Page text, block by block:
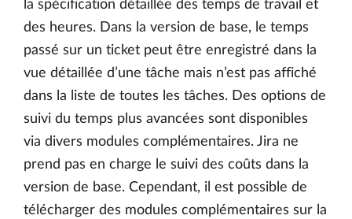
la spécification détaillée des temps de travail et
des heures. Dans la version de base, le temps
passé sur un ticket peut être enregistré dans la
vue détaillée d’une tâche mais n’est pas affiché
dans la liste de toutes les tâches. Des options de
suivi du temps plus avancées sont disponibles
via divers modules complémentaires. Jira ne
prend pas en charge le suivi des coûts dans la
version de base. Cependant, il est possible de
télécharger des modules complémentaires sur la